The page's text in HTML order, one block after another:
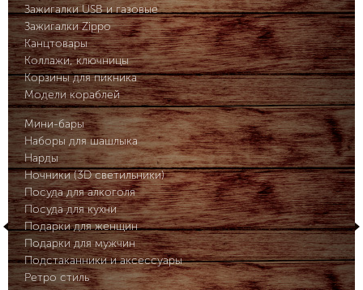
Зажигалки USB и газовые
Зажигалки Zippo
Канцтовары
Коллажи, ключницы
Корзины для пикника
Модели кораблей
Мини-бары
Наборы для шашлыка
Нарды
Ночники (3D светильники)
Посуда для алкоголя
Посуда для кухни
Подарки для женщин
Подарки для мужчин
Подстаканники и аксессуары
Ретро стиль